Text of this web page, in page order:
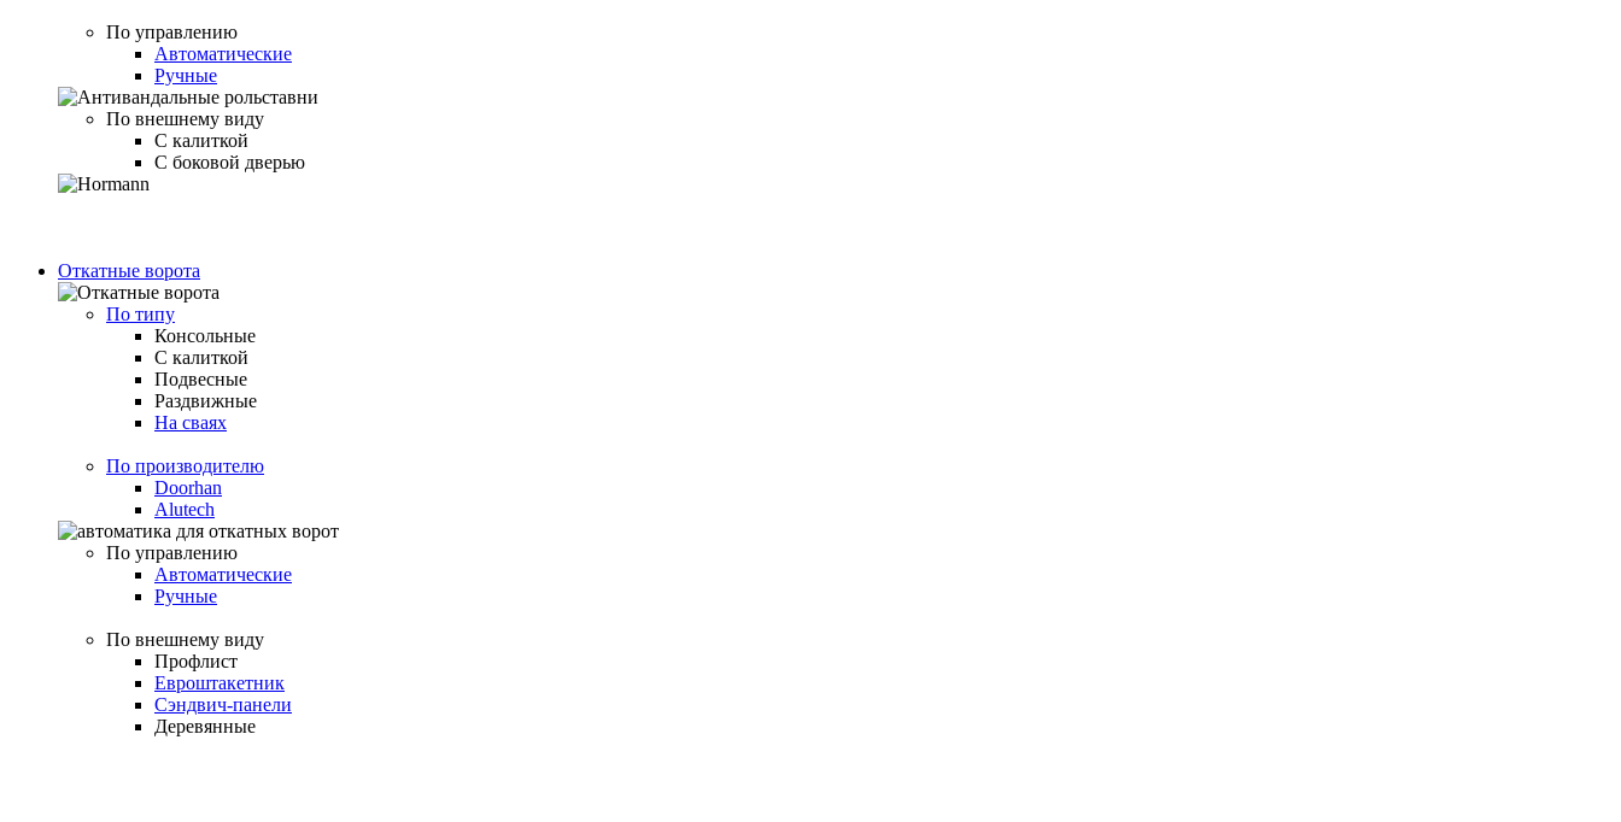
По управлению
Автоматические
Ручные
По внешнему виду
С калиткой
С боковой дверью
Откатные ворота
По типу
Консольные
С калиткой
Подвесные
Раздвижные
На сваях
По производителю
Doorhan
Alutech
По управлению
Автоматические
Ручные
По внешнему виду
Профлист
Евроштакетник
Сэндвич-панели
Деревянные